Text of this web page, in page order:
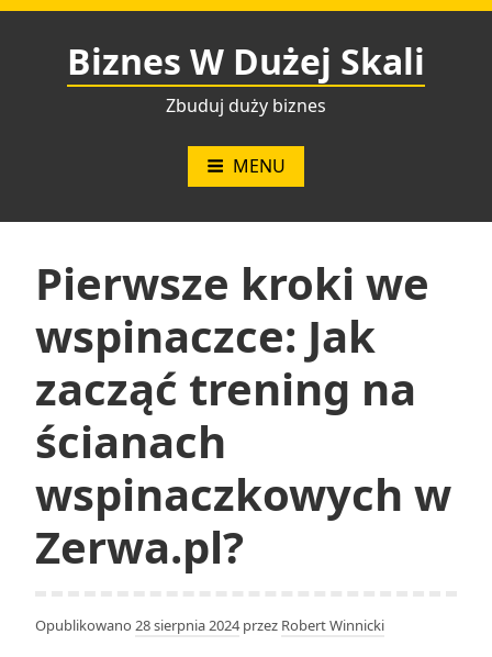
Przejdź
Biznes W Dużej Skali
Zbuduj duży biznes
MENU
Pierwsze kroki we
wspinaczce: Jak
zacząć trening na
ścianach
wspinaczkowych w
Zerwa.pl?
Opublikowano 28 sierpnia 2024przez Robert Winnicki